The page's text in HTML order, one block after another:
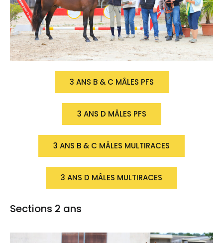
3 ANS B & C MÂLES PFS
3 ANS D MÂLES PFS
3 ANS B & C MÂLES MULTIRACES
3 ANS D MÂLES MULTIRACES
Sections 2 ans